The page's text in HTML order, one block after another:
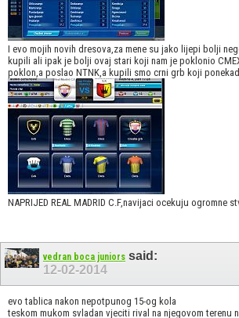
I evo mojih novih dresova,za mene su jako lijepi bolji
kupili ali ipak je bolji ovaj stari koji nam je poklonio
poklon,a poslao NTNK,a kupili smo crni grb koji
NAPRIJED REAL MADRID C.F,navijaci ocekuju ogromne
vedran boca juniors said:
12-02-2014
evo tablica nakon nepotpunog 15-og kola
teskom mukom svladan vjeciti rival na njegovom terenu